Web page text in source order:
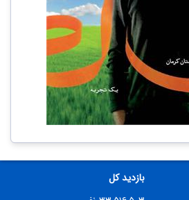
بازدید کل